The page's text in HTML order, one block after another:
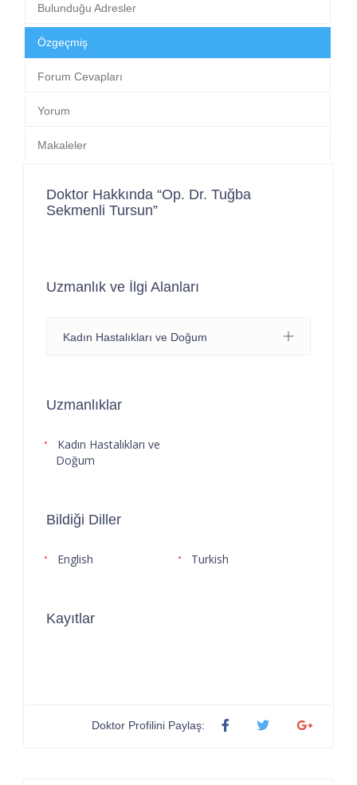
Bulunduğu Adresler
Özgeçmiş
Forum Cevapları
Yorum
Makaleler
Doktor Hakkında “Op. Dr. Tuğba
Sekmenli Tursun”
Uzmanlık ve İlgi Alanları
Kadın Hastalıkları ve Doğum
Uzmanlıklar
Kadın Hastalıkları ve
Doğum
Bildiği Diller
English Turkish
Kayıtlar
Doktor Profilini Paylaş: